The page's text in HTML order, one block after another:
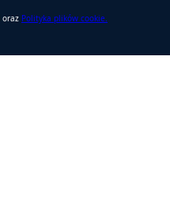
oraz Polityka plików cookie.